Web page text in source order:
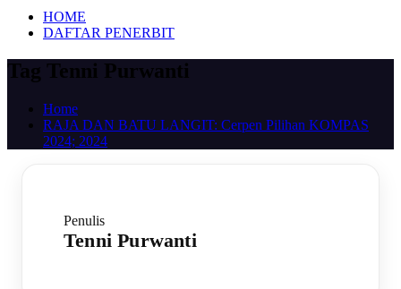
HOME
DAFTAR PENERBIT
Tag Tenni Purwanti
Home
RAJA DAN BATU LANGIT: Cerpen Pilihan KOMPAS
2024; 2024
Penulis
Tenni Purwanti